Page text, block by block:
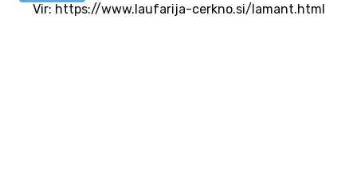
Vir: https://www.laufarija-cerkno.si/lamant.html